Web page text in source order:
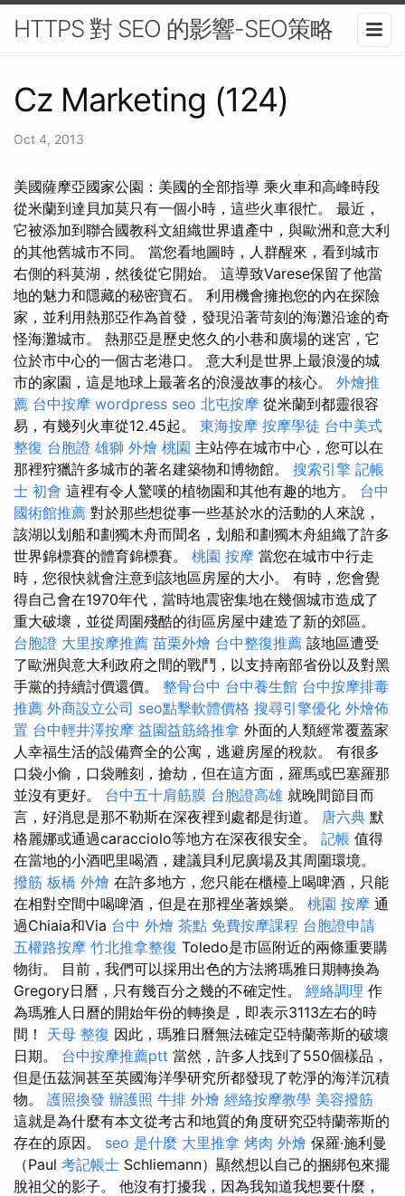
HTTPS 對 SEO 的影響-SEO策略
Cz Marketing (124)
Oct 4, 2013
美國薩摩亞國家公園：美國的全部指導 乘火車和高峰時段
從米蘭到達貝加莫只有一個小時，這些火車很忙。 最近，
它被添加到聯合國教科文組織世界遺產中，與歐洲和意大利
的其他舊城市不同。 當您看地圖時，人群醒來，看到城市
右側的科莫湖，然後從它開始。 這導致Varese保留了他當
地的魅力和隱藏的秘密寶石。 利用機會擁抱您的內在探險
家，並利用熱那亞作為首發，發現沿著苛刻的海灘沿途的奇
怪海灘城市。 熱那亞是歷史悠久的小巷和廣場的迷宮，它
位於市中心的一個古老港口。 意大利是世界上最浪漫的城
市的家園，這是地球上最著名的浪漫故事的核心。 外燴推
薦 台中按摩 wordpress seo 北屯按摩 從米蘭到都靈很容
易，有幾列火車從12.45起。 東海按摩 按摩學徒 台中美式
整復 台胞證 雄獅 外燴 桃園 主站停在城市中心，您可以在
那裡狩獵許多城市的著名建築物和博物館。 搜索引擎 記帳
士 初會 這裡有令人驚嘆的植物園和其他有趣的地方。 台中
國術館推薦 對於那些想從事一些基於水的活動的人來說，
該湖以划船和劃獨木舟而聞名，划船和劃獨木舟組織了許多
世界錦標賽的體育錦標賽。 桃園 按摩 當您在城市中行走
時，您很快就會注意到該地區房屋的大小。 有時，您會覺
得自己會在1970年代，當時地震密集地在幾個城市造成了
重大破壞，並從周圍殘酷的街區房屋中建造了新的郊區。
台胞證 大里按摩推薦 苗栗外燴 台中整復推薦 該地區遭受
了歐洲與意大利政府之間的戰鬥，以支持南部省份以及對黑
手黨的持續討價還價。 整骨台中 台中養生館 台中按摩排毒
推薦 外商設立公司 seo點擊軟體價格 搜尋引擎優化 外燴佈
置 台中輕井澤按摩 益園益筋絡推拿 外面的人類經常覆蓋家
人幸福生活的設備齊全的公寓，逃避房屋的稅款。 有很多
口袋小偷，口袋雕刻，搶劫，但在這方面，羅馬或巴塞羅那
並沒有更好。 台中五十肩筋膜 台胞證高雄 就晚間節目而
言，好消息是那不勒斯在深夜裡到處都是街道。 唐六典 默
格麗娜或通過caracciolo等地方在深夜很安全。 記帳 值得
在當地的小酒吧里喝酒，建議貝利尼廣場及其周圍環境。
撥筋 板橋 外燴 在許多地方，您只能在櫃檯上喝啤酒，只能
在相對空間中喝啤酒，但是在那裡坐著娛樂。 桃園 按摩 通
過Chiaia和Via 台中 外燴 茶點 免費按摩課程 台胞證申請
五權路按摩 竹北推拿整復 Toledo是市區附近的兩條重要購
物街。 目前，我們可以採用出色的方法將瑪雅日期轉換為
Gregory日曆，只有幾百分之幾的不確定性。 經絡調理 作
為瑪雅人日曆的開始年份的轉換是，即表示3113左右的時
間！ 天母 整復 因此，瑪雅日曆無法確定亞特蘭蒂斯的破壞
日期。 台中按摩推薦ptt 當然，許多人找到了550個樣品，
但是伍茲洞甚至英國海洋學研究所都發現了乾淨的海洋沉積
物。 護照換發 辦護照 牛排 外燴 經絡按摩教學 美容撥筋
這就是為什麼有本文從考古和地質的角度研究亞特蘭蒂斯的
存在的原因。 seo 是什麼 大里推拿 烤肉 外燴 保羅·施利曼
（Paul 考記帳士 Schliemann）顯然想以自己的捆綁包來擺
脫祖父的影子。 他沒有打擾我，因為我知道我想要什麼，